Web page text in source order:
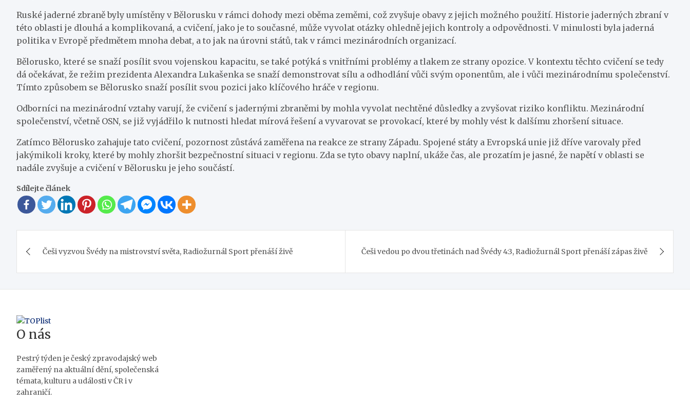
Ruské jaderné zbraně byly umístěny v Bělorusku v rámci dohody mezi oběma zeměmi, což zvyšuje obavy z jejich možného použití. Historie jaderných zbraní v
této oblasti je dlouhá a komplikovaná, a cvičení, jako je to současné, může vyvolat otázky ohledně jejich kontroly a odpovědnosti. V minulosti byla jaderná
politika v Evropě předmětem mnoha debat, a to jak na úrovni států, tak v rámci mezinárodních organizací.
Bělorusko, které se snaží posílit svou vojenskou kapacitu, se také potýká s vnitřními problémy a tlakem ze strany opozice. V kontextu těchto cvičení se tedy
dá očekávat, že režim prezidenta Alexandra Lukašenka se snaží demonstrovat sílu a odhodlání vůči svým oponentům, ale i vůči mezinárodnímu společenství.
Tímto způsobem se Bělorusko snaží posílit svou pozici jako klíčového hráče v regionu.
Odborníci na mezinárodní vztahy varují, že cvičení s jadernými zbraněmi by mohla vyvolat nechtěné důsledky a zvyšovat riziko konfliktu. Mezinárodní
společenství, včetně OSN, se již vyjádřilo k nutnosti hledat mírová řešení a vyvarovat se provokací, které by mohly vést k dalšímu zhoršení situace.
Zatímco Bělorusko zahajuje tato cvičení, pozornost zůstává zaměřena na reakce ze strany Západu. Spojené státy a Evropská unie již dříve varovaly před
jakýmikoli kroky, které by mohly zhoršit bezpečnostní situaci v regionu. Zda se tyto obavy naplní, ukáže čas, ale prozatím je jasné, že napětí v oblasti se
nadále zvyšuje a cvičení v Bělorusku je jeho součástí.
Sdílejte článek
pro
Češi vyzvou Švédy na mistrovství světa, Radiožurnál Sport přenáší živě Češi vedou po dvou třetinách nad Švédy 4:3, Radiožurnál Sport přenáší zápas živě
O nás
Pestrý týden je český zpravodajský web
zaměřený na aktuální dění, společenská
témata, kulturu a události v ČR i v
zahraničí.